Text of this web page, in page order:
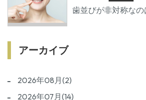
歯並びが非対称な
アーカイブ
2026年08月(2)
2026年07月(14)